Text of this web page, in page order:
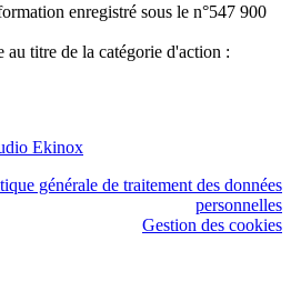
enregistré sous le n°547 900
titre de la catégorie d'action :
Ekinox
générale de traitement des données
personnelles
Gestion des cookies